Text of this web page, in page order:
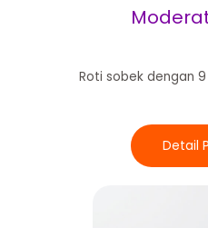
Roti sobek dengan
Detail